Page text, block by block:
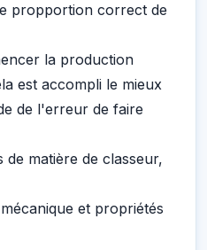
propportion correct de
la production
est accompli le mieux
de l'erreur de faire
de matière de classeur,
et propriétés